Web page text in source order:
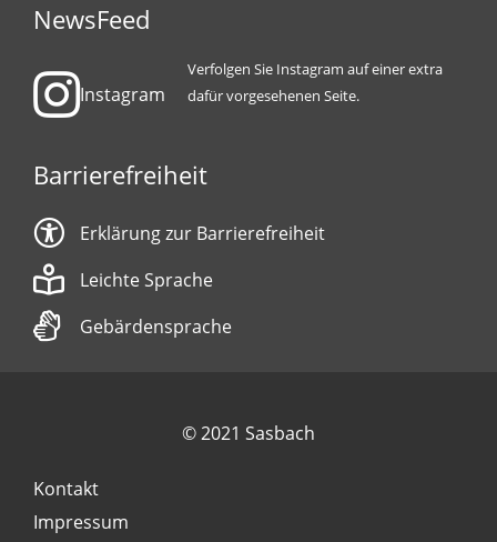
NewsFeed
Instagram
Verfolgen Sie Instagram auf einer extra
dafür vorgesehenen Seite.
Barrierefreiheit
Erklärung zur Barrierefreiheit
Leichte Sprache
Gebärdensprache
© 2021 Sasbach
Kontakt
Impressum